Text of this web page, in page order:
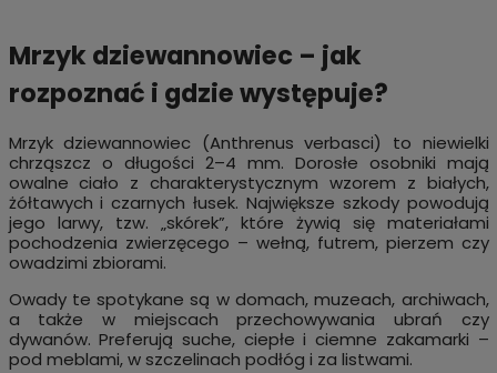
Mrzyk dziewannowiec – jak
rozpoznać i gdzie występuje?
Mrzyk dziewannowiec (Anthrenus verbasci) to niewielki
chrząszcz o długości 2–4 mm. Dorosłe osobniki mają
owalne ciało z charakterystycznym wzorem z białych,
żółtawych i czarnych łusek. Największe szkody powodują
jego larwy, tzw. „skórek”, które żywią się materiałami
pochodzenia zwierzęcego – wełną, futrem, pierzem czy
owadzimi zbiorami.
Owady te spotykane są w domach, muzeach, archiwach,
a także w miejscach przechowywania ubrań czy
dywanów. Preferują suche, ciepłe i ciemne zakamarki –
pod meblami, w szczelinach podłóg i za listwami.